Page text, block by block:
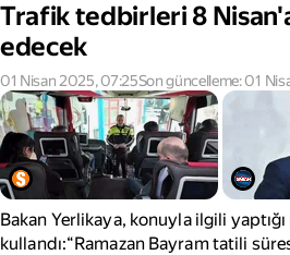
Trafik tedbirleri 8
edecek
01 Nisan 2025, 07:25Son güncelleme: 01
Bakan Yerlikaya, konuyla ilgili
kullandı:“Ramazan Bayram tatili